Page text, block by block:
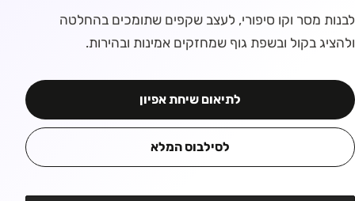
לבנות מסר וקו סיפורי, לעצב שקפים שתומכים בהחלטה
ולהציג בקול ובשפת גוף שמחזקים אמינות ובהירות.
לתיאום שיחת אפיון
לסילבוס המלא